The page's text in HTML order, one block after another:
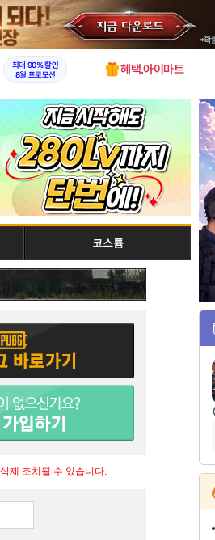
최대 90% 할인
8월 프로모션
혜택.아이마트
코스튬
제 조치될 수 있습니다.